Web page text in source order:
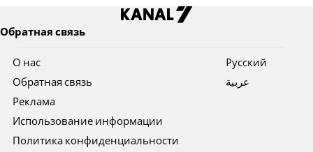
Обратная связь
О нас
Обратная связь
Реклама
Использование информации
Политика конфиденциальности
Pусский
عربية